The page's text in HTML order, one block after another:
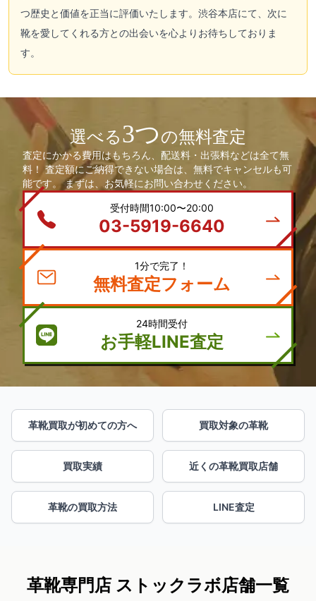
つ歴史と価値を正当に評価いたします。渋谷本店にて、次に
靴を愛してくれる方との出会いを心よりお待ちしておりま
す。
選べる3つの無料査定
査定にかかる費用はもちろん、配送料・出張料などは全て無
料！ 査定額にご納得できない場合は、無料でキャンセルも可
能です。 まずは、お気軽にお問い合わせください。
受付時間10:00〜20:00
03-5919-6640
1分で完了！
無料査定フォーム
24時間受付
お手軽LINE査定
革靴買取が初めての方へ 買取対象の革靴
買取実績 近くの革靴買取店舗
革靴の買取方法 LINE査定
革靴専門店 ストックラボ店舗一覧